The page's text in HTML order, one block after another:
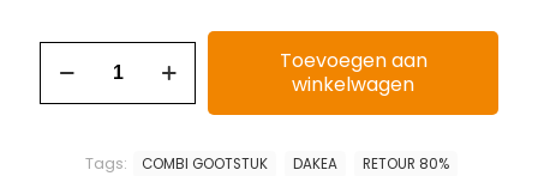
Toevoegen aan
winkelwagen
Tags: COMBI GOOTSTUK DAKEA RETOUR 80%